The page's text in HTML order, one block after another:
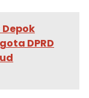
Depok
DPRD